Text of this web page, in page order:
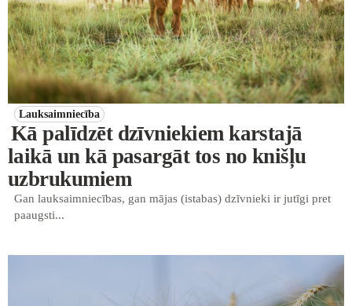
Lauksaimniecība
Kā palīdzēt dzīvniekiem karstajā
laikā un kā pasargāt tos no knišļu
uzbrukumiem
Gan lauksaimniecības, gan mājas (istabas) dzīvnieki ir jutīgi pret
paaugsti...